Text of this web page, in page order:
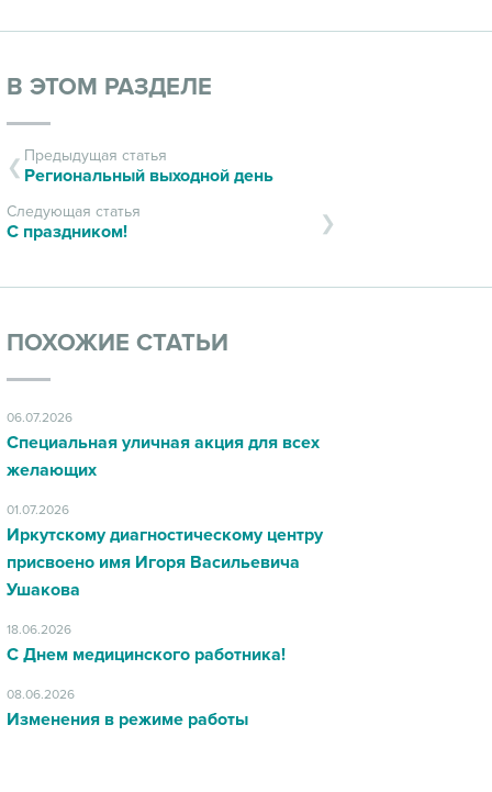
В ЭТОМ РАЗДЕЛЕ
Предыдущая статья
Региональный выходной день
Следующая статья
С праздником!
ПОХОЖИЕ СТАТЬИ
06.07.2026
Специальная уличная акция для всех
желающих
01.07.2026
Иркутскому диагностическому центру
присвоено имя Игоря Васильевича
Ушакова
18.06.2026
С Днем медицинского работника!
08.06.2026
Изменения в режиме работы